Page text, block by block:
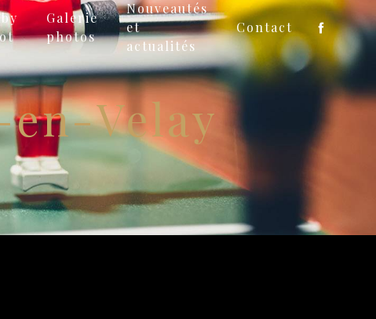
Galerie
photos
Nouveautés
et
actualités
Contact
Velay